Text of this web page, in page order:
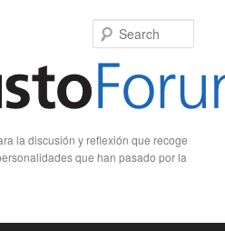
la discusión y reflexión que recoge
que han pasado por la